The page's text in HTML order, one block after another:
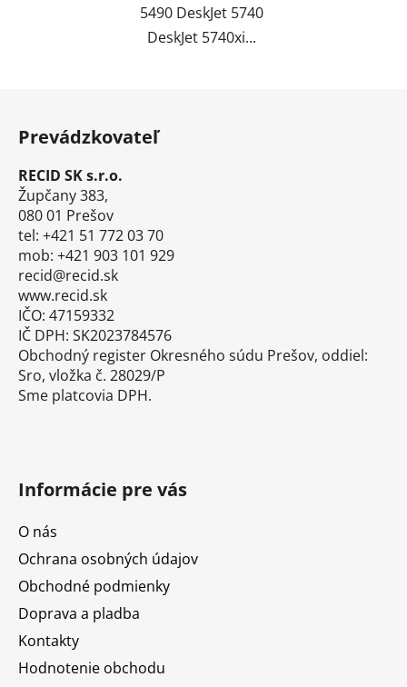
5490 DeskJet 5740
DeskJet 5740xi...
Prevádzkovateľ
RECID SK s.r.o.
Župčany 383,
080 01 Prešov
tel: +421 51 772 03 70
mob: +421 903 101 929
recid@recid.sk
www.recid.sk
IČO: 47159332
IČ DPH: SK2023784576
Obchodný register Okresného súdu Prešov, oddiel:
Sro, vložka č. 28029/P
Sme platcovia DPH.
Informácie pre vás
O nás
Ochrana osobných údajov
Obchodné podmienky
Doprava a pladba
Kontakty
Hodnotenie obchodu